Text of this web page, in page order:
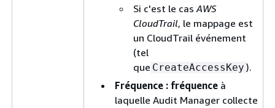
Si c'est le casAWS
CloudTrail, le mappage est
un CloudTrail événement
(tel
que CreateAccessKey ).
Fréquence : fréquence à
laquelle Audit Manager collecte